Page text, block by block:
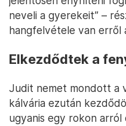
neveli a gyerekeit” –
hangfelvétele van erről
Elkezdődtek a
Judit nemet mondott a
kálvária ezután
ugyanis egy rokon